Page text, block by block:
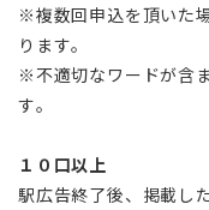
※複数回申込を頂いた
ります。
※不適切なワードが含
す。
１０口以上
駅広告終了後、掲載し